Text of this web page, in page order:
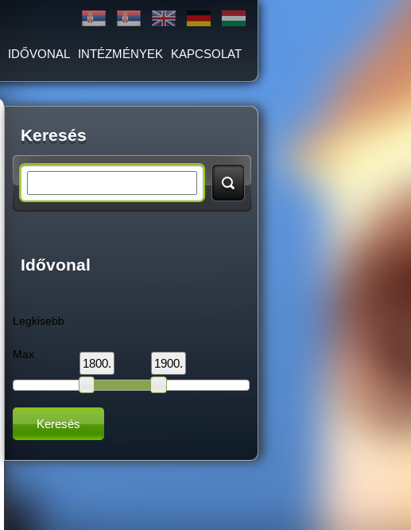
IDŐVONAL INTÉZMÉNYEK KAPCSOLAT
Keresés
a
h
Idővonal
Legkisebb
Max
1800. 1900.